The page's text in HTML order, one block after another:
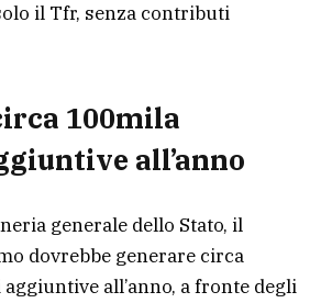
il Tfr, senza contributi
100mila
all’anno
generale dello Stato, il
dovrebbe generare circa
all’anno, a fronte degli